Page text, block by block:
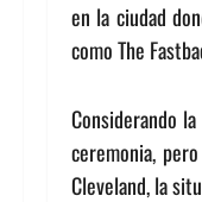
en la ciudad
como The
Considerando
ceremonia,
Cleveland, la